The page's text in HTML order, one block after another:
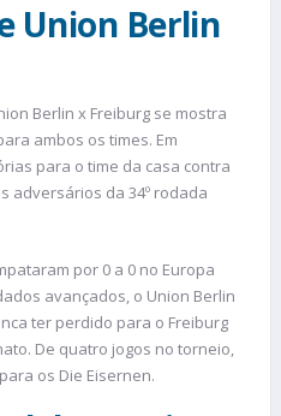
Union Berlin
Berlin x Freiburg se mostra
ambos os times. Em
para o time da casa contra
adversários da 34º rodada
por 0 a 0 no Europa
avançados, o Union Berlin
ter perdido para o Freiburg
De quatro jogos no torneio,
os Die Eisernen.